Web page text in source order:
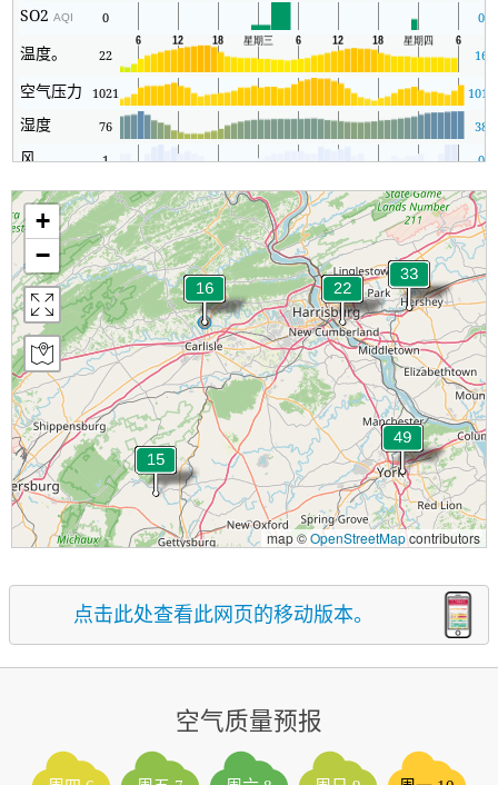
SO2AQI 0 0
温度。 22 16
空气压力 1021 1018
湿度 76 38
风 1 0
+
−
map ©OpenStreetMapcontributors
点击此处查看此网页的移动版本。
空气质量预报